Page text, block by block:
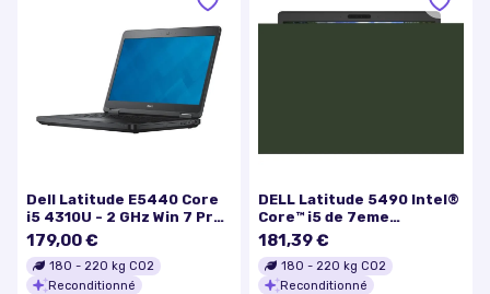
Dell Latitude E5440 Core
i5 4310U - 2 GHz Win 7 Pro
64 bits (comprend Licence
Windows 81 Pro 64 bits) 4
Go RAM 320 Go HDD…
179,00 €
180 - 220 kg CO2
Reconditionné
DELL Latitude 5490 Intel®
Core™ i5 de 7eme
génération 260 GHz 356
cm (14) 1920 x 1080 pixels
8 Go 256 Go
181,39 €
180 - 220 kg CO2
Reconditionné